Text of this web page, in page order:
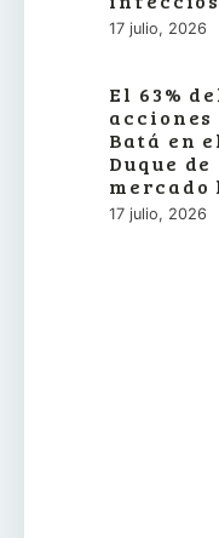
17 julio, 2026
El 63%
acciones
Batá en
Duque
mercado
17 julio, 2026